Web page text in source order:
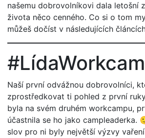
našemu dobrovolníkovi dala letošní
života něco cenného. Co si o tom
můžeš dočíst v následujících
Naší první odvážnou dobrovolníci,
zprostředkovat ti pohled z první
byla na svém druhém workcampu,
účastnila se ho jako campleaderka.
slov pro ni byly největší výzvy